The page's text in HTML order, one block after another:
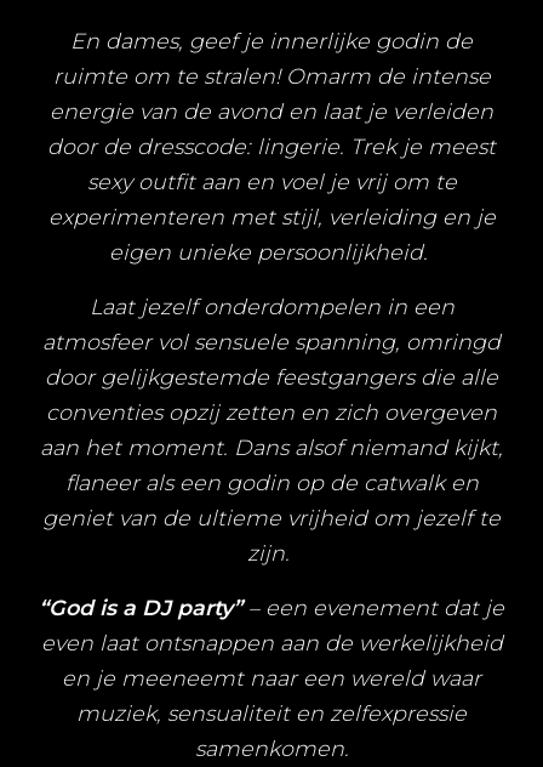
En dames, geef je innerlijke godin de
ruimte om te stralen! Omarm de intense
energie van de avond en laat je verleiden
door de dresscode: lingerie. Trek je meest
sexy outfit aan en voel je vrij om te
experimenteren met stijl, verleiding en je
eigen unieke persoonlijkheid.
Laat jezelf onderdompelen in een
atmosfeer vol sensuele spanning, omringd
door gelijkgestemde feestgangers die alle
conventies opzij zetten en zich overgeven
aan het moment. Dans alsof niemand kijkt,
flaneer als een godin op de catwalk en
geniet van de ultieme vrijheid om jezelf te
zijn.
“God is a DJ party”– een evenement dat je
even laat ontsnappen aan de werkelijkheid
en je meeneemt naar een wereld waar
muziek, sensualiteit en zelfexpressie
samenkomen.